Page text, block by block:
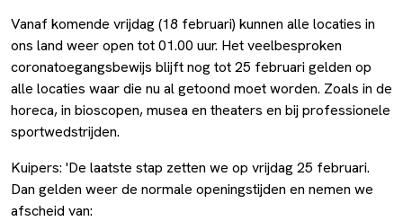
Vanaf komende vrijdag (18 februari) kunnen alle locaties in
ons land weer open tot 01.00 uur. Het veelbesproken
coronatoegangsbewijs blijft nog tot 25 februari gelden op
alle locaties waar die nu al getoond moet worden. Zoals in de
horeca, in bioscopen, musea en theaters en bij professionele
sportwedstrijden.
Kuipers: 'De laatste stap zetten we op vrijdag 25 februari.
Dan gelden weer de normale openingstijden en nemen we
afscheid van: